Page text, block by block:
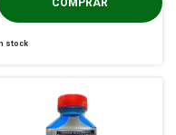
stock